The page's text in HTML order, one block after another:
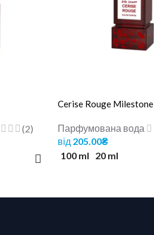
(2)
Cerise Rouge Milestone
Парфумована вода
від 205.00₴
100 ml
20 ml